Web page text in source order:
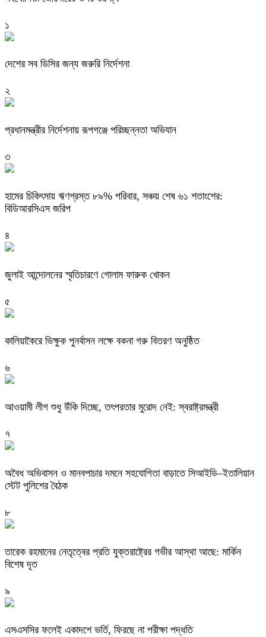
১
দেশের সব ডিসির জন্য জরুরি নির্দেশনা
২
প্রধানমন্ত্রীর নির্দেশনায় রূপগঞ্জে পরিচ্ছন্নতা অভিযান
৩
হামের চিকিৎসায় ঋণগ্রস্ত ৮৯% পরিবার, সঞ্চয় শেষ ৬১ শতাংশের:
বিডিআরসিএস জরিপ
৪
জুলাই আন্দোলনের স্মৃতিচারণে গোলাম ফারুক খোকন
৫
কালিয়াকৈরে ভিক্ষুক পুনর্বাসন লক্ষে বকনা গরু বিতরণ অনুষ্ঠিত
৬
আওয়ামী লীগ শুধু উঁকি দিচ্ছে, তৎপরতার মুরোদ নেই: স্বরাষ্ট্রমন্ত্রী
৭
অবৈধ অভিবাসন ও মানবপাচার দমনে সহযোগিতা বাড়াতে সিআইডি–ইতালিয়ান
স্টেট পুলিশের বৈঠক
৮
তারেক রহমানের নেতৃত্বের প্রতি যুক্তরাষ্ট্রের গভীর আস্থা আছে: মার্কিন
বিশেষ দূত
৯
এসএসসির ফলেই একাদশে ভর্তি, ফিরছে না পরীক্ষা পদ্ধতি